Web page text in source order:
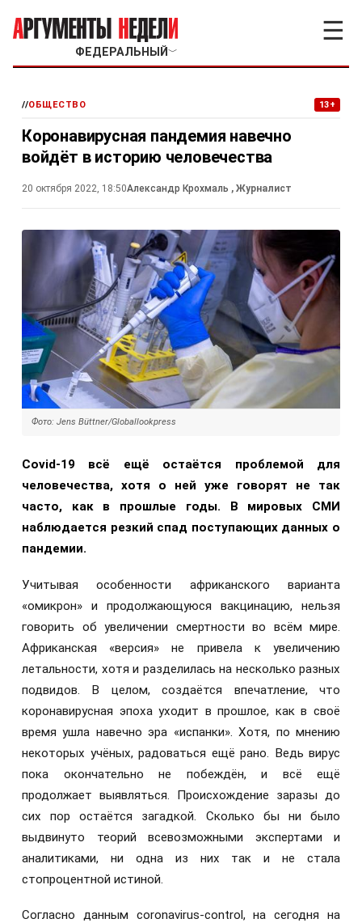
ФЕДЕРАЛЬНЫЙ ﹀
☰
//ОБЩЕСТВО 13+
Коронавирусная пандемия навечно
войдёт в историю человечества
20 октября 2022, 18:50Александр Крохмаль , Журналист
Фото: Jens Büttner/Globallookpress
Covid-19 всё ещё остаётся проблемой для
человечества, хотя о ней уже говорят не так
часто, как в прошлые годы. В мировых СМИ
наблюдается резкий спад поступающих данных о
пандемии.
Учитывая особенности африканского варианта
«омикрон» и продолжающуюся вакцинацию, нельзя
говорить об увеличении смертности во всём мире.
Африканская «версия» не привела к увеличению
летальности, хотя и разделилась на несколько разных
подвидов. В целом, создаётся впечатление, что
коронавирусная эпоха уходит в прошлое, как в своё
время ушла навечно эра «испанки». Хотя, по мнению
некоторых учёных, радоваться ещё рано. Ведь вирус
пока окончательно не побеждён, и всё ещё
продолжает выявляться. Происхождение заразы до
сих пор остаётся загадкой. Сколько бы ни было
выдвинуто теорий всевозможными экспертами и
аналитиками, ни одна из них так и не стала
стопроцентной истиной.
Согласно данным coronavirus-control, на сегодня на